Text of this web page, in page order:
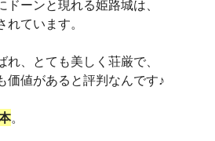
ーンと現れる姫路城は、
ています。
、とても美しく荘厳で、
価値があると評判なんです♪
。